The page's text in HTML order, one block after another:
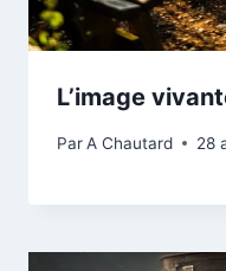
L’image
ParA Chautard 28